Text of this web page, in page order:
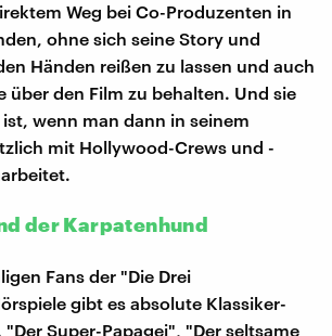
Weg bei Co-Produzenten in
ohne sich seine Story und
Händen reißen zu lassen und auch
über den Film zu behalten. Und sie
wenn man dann in seinem
mit Hollywood-Crews und -
der Karpatenhund
Fans der "Die Drei
gibt es absolute Klassiker-
Super-Papagei", "Der seltsame